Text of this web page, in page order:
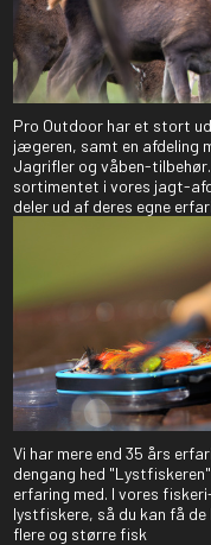
Pro Outdoor har et stort
jægeren, samt en afdeling
Jagrifler og våben-
sortimentet i vores jagt-
deler ud af deres egne
Vi har mere end 35 års
dengang hed
erfaring med. I vores
lystfiskere, så du kan få
flere og større fisk